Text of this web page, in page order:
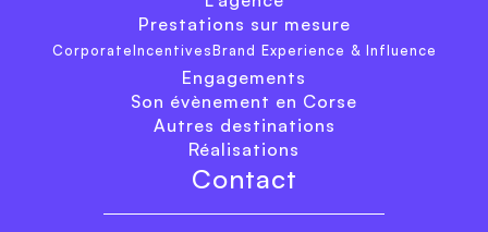
Prestations sur mesure
CorporateIncentivesBrand Experience & Influence
Engagements
Son évènement en Corse
Autres destinations
Réalisations
Contact